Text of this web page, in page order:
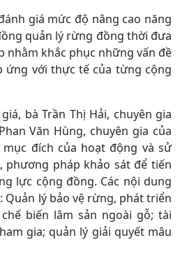
giá mức độ nâng cao năng
quản lý rừng đồng thời đưa
nhằm khắc phục những vấn đề
ứng với thực tế của từng cộng
bà Trần Thị Hải, chuyên gia
Văn Hùng, chuyên gia của
mục đích của hoạt động và sử
phương pháp khảo sát để tiến
lực cộng đồng. Các nội dung
Quản lý bảo vệ rừng, phát triển
biến lâm sản ngoài gỗ; tài
gia; quản lý giải quyết mâu